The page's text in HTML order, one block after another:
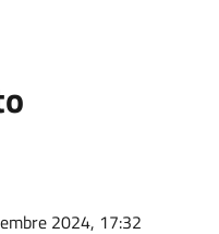
2024, 17:32